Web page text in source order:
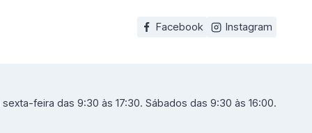
Facebook Instagram
sexta-feira das 9:30 às 17:30. Sábados das 9:30 às 16:00.